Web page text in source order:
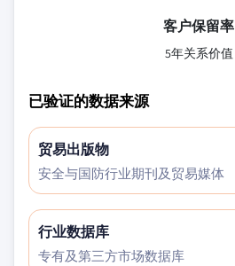
客户保留率
5年关系价值
已验证的数据来源
贸易出版物
安全与国防行业期刊及贸易媒体
行业数据库
专有及第三方市场数据库